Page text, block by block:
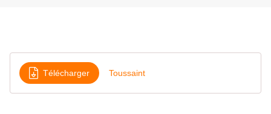
Télécharger Toussaint